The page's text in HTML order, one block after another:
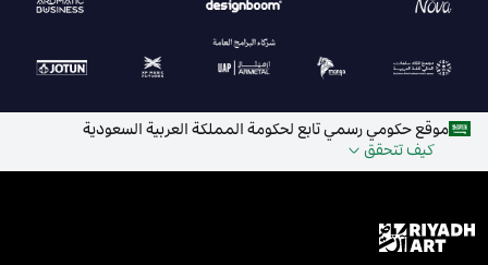
موقع حكومي رسمي تابع لحكومة المملكة العربية السعودية
كيف تتحقق